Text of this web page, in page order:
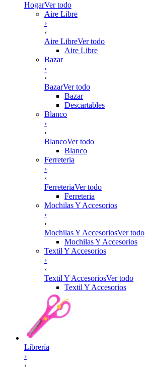
HogarVer todo
Aire Libre
›
‹
Aire LibreVer todo
Aire Libre
Bazar
›
‹
BazarVer todo
Bazar
Descartables
Blanco
›
‹
BlancoVer todo
Blanco
Ferreteria
›
‹
FerreteriaVer todo
Ferreteria
Mochilas Y Accesorios
›
‹
Mochilas Y AccesoriosVer todo
Mochilas Y Accesorios
Textil Y Accesorios
›
‹
Textil Y AccesoriosVer todo
Textil Y Accesorios
Librería
›
‹